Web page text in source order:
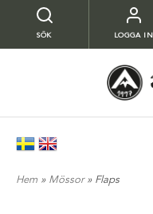
SÖK LOGGA IN
Hem » Mössor » Flaps